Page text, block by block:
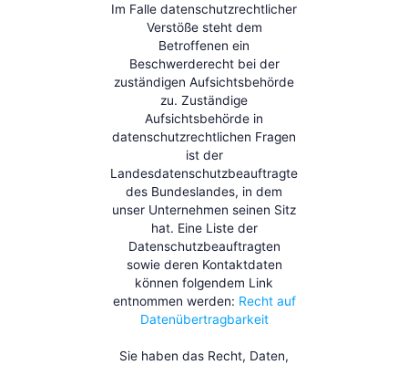
Im Falle datenschutzrechtlicher
Verstöße steht dem
Betroffenen ein
Beschwerderecht bei der
zuständigen Aufsichtsbehörde
zu. Zuständige
Aufsichtsbehörde in
datenschutzrechtlichen Fragen
ist der
Landesdatenschutzbeauftragte
des Bundeslandes, in dem
unser Unternehmen seinen Sitz
hat. Eine Liste der
Datenschutzbeauftragten
sowie deren Kontaktdaten
können folgendem Link
entnommen werden: Recht auf
Datenübertragbarkeit
Sie haben das Recht, Daten,